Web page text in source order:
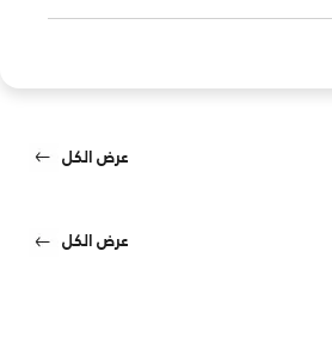
عرض الكل
عرض الكل